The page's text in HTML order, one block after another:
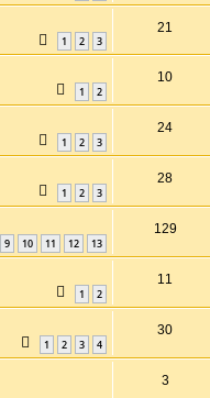
1 2 3
21
1 2
10
1 2 3
24
1 2 3
28
9 10 11 12 13
129
1 2
11
1 2 3 4
30
3